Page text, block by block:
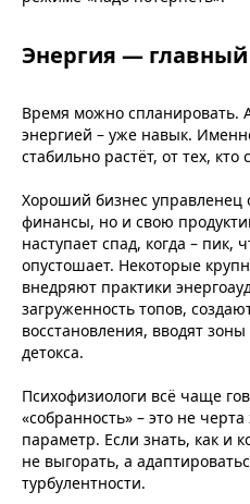
Энергия — главный
Время можно спланировать.
энергией – уже навык.
стабильно растёт, от тех,
Хороший бизнес управленец
финансы, но и свою
наступает спад, когда – пик,
опустошает. Некоторые
внедряют практики
загруженность топов,
восстановления, вводят
детокса.
Психофизиологи всё чаще
«собранность» – это не
параметр. Если знать, как и
не выгорать, а
турбулентности.